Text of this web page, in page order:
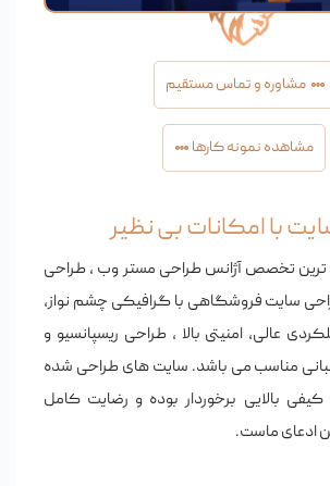
مشاوره و تماس مستقیم
مشاهده نمونه کارها
با امکانات بی نظیر
ترین تخصص آژانس طراحی مستر وب ، طراحی
سایت فروشگاهی با گرافیکی چشم نواز،
عالی، امنیتی بالا ، طراحی ریسپانسیو و
مناسب می باشد. سایت های طراحی شده
بالایی برخوردار بوده و رضایت کامل
ادعای ماست.